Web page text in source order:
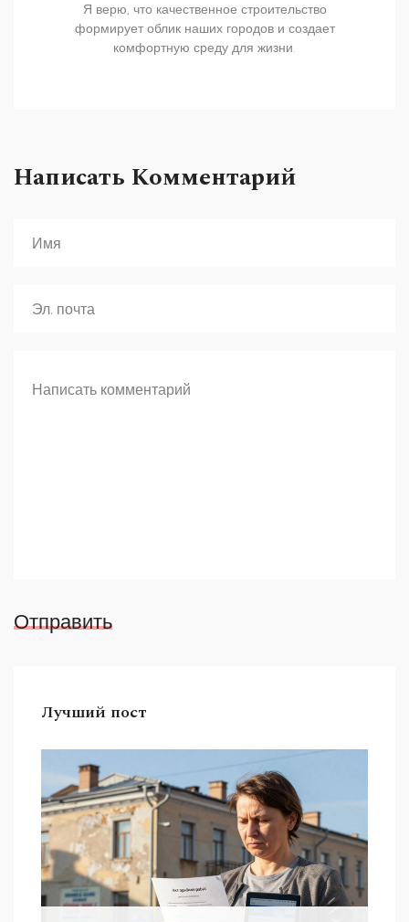
Я верю, что качественное строительство
формирует облик наших городов и создает
комфортную среду для жизни.
Написать Комментарий
Отправить
Лучший пост